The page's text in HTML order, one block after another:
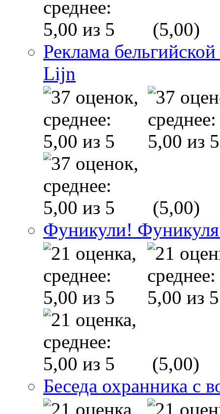
(5,00)
Реклама
Lijn
(5,00)
Фуникули!
(5,00)
Беседа охранника с